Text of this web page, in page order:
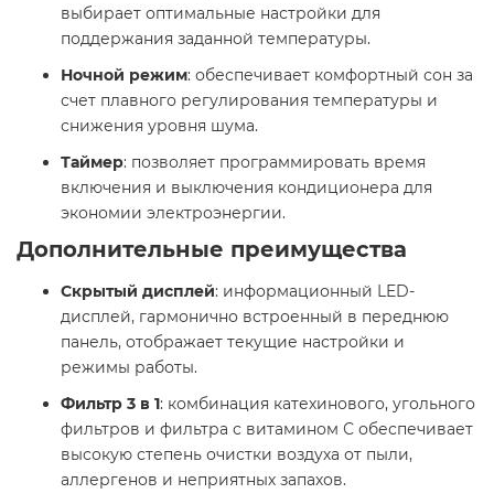
выбирает оптимальные настройки для
поддержания заданной температуры.​
Ночной режим: обеспечивает комфортный сон за
счет плавного регулирования температуры и
снижения уровня шума.​
Таймер: позволяет программировать время
включения и выключения кондиционера для
экономии электроэнергии.​
Дополнительные преимущества
Скрытый дисплей: информационный LED-
дисплей, гармонично встроенный в переднюю
панель, отображает текущие настройки и
режимы работы.​
Фильтр 3 в 1: комбинация катехинового, угольного
фильтров и фильтра с витамином С обеспечивает
высокую степень очистки воздуха от пыли,
аллергенов и неприятных запахов.​